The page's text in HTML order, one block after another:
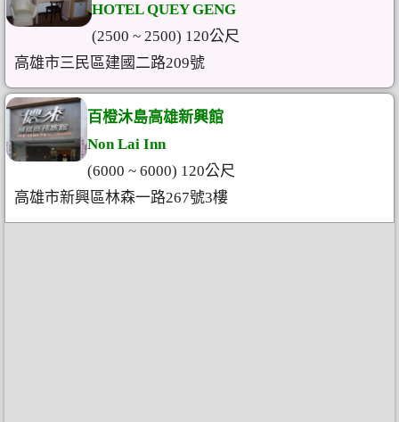
HOTEL QUEY GENG
(2500 ~ 2500) 120公尺
高雄市三民區建國二路209號
百橙沐島高雄新興館
Non Lai Inn
(6000 ~ 6000) 120公尺
高雄市新興區林森一路267號3樓